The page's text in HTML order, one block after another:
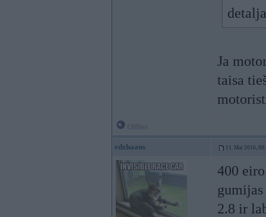
Ja
taisa
edzhaans 11. Mar 2016,
400
2.8 ir